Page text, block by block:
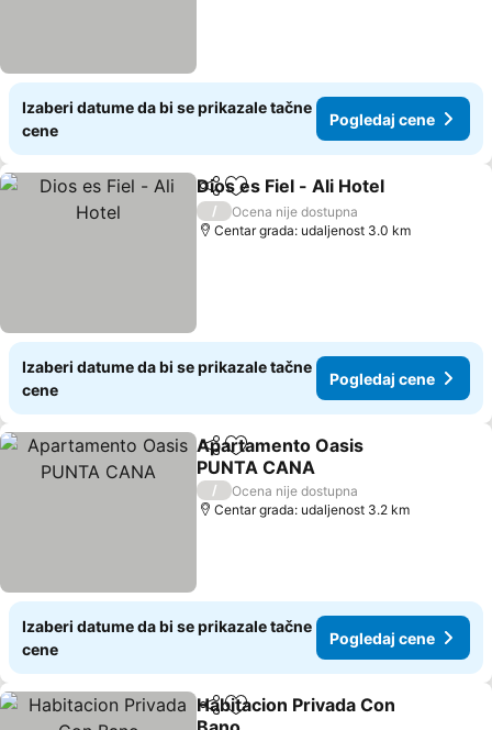
Izaberi datume da bi se prikazale tačne
cene
Pogledaj cene
Deli Dodati u favorite
Dios es Fiel - Ali Hotel
/
Ocena nije dostupna
Centar grada: udaljenost 3.0 km
Izaberi datume da bi se prikazale tačne
cene
Pogledaj cene
Deli Dodati u favorite
Apartamento Oasis
PUNTA CANA
Pogledaj cene
/
Ocena nije dostupna
Centar grada: udaljenost 3.2 km
Izaberi datume da bi se prikazale tačne
cene
Pogledaj cene
Deli Dodati u favorite
Habitacion Privada Con